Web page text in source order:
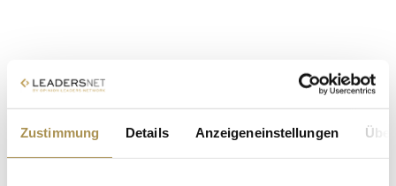
Zustimmung Details Anzeigeneinstellungen